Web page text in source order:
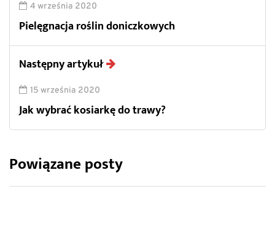
4 września 2020
Pielęgnacja roślin doniczkowych
Następny artykuł
15 września 2020
Jak wybrać kosiarkę do trawy?
Powiązane posty